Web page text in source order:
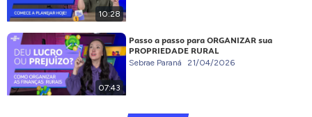
10:28
07:43
Passo a passo para ORGANIZAR sua
PROPRIEDADE RURAL
Sebrae Paraná 21/04/2026